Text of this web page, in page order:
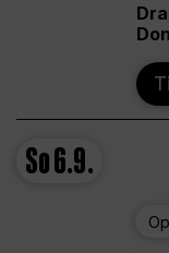
So6.9.